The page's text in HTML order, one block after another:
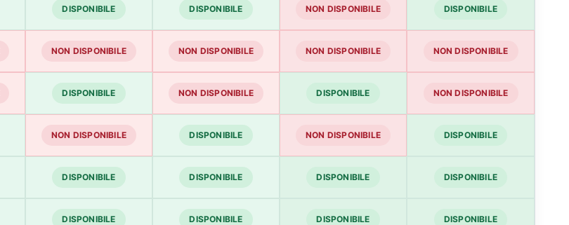
DISPONIBILE DISPONIBILE NON DISPONIBILE DISPONIBILE
NON DISPONIBILE NON DISPONIBILE NON DISPONIBILE NON DISPONIBILE
DISPONIBILE NON DISPONIBILE DISPONIBILE NON DISPONIBILE
NON DISPONIBILE DISPONIBILE NON DISPONIBILE DISPONIBILE
DISPONIBILE DISPONIBILE DISPONIBILE DISPONIBILE
DISPONIBILE DISPONIBILE DISPONIBILE DISPONIBILE